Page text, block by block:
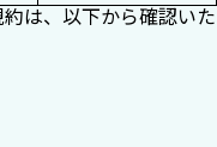
は、以下から確認いた